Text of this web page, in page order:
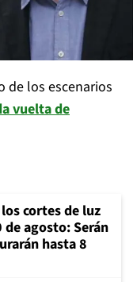
de los escenarios
vuelta de
cortes de luz
agosto: Serán
hasta 8